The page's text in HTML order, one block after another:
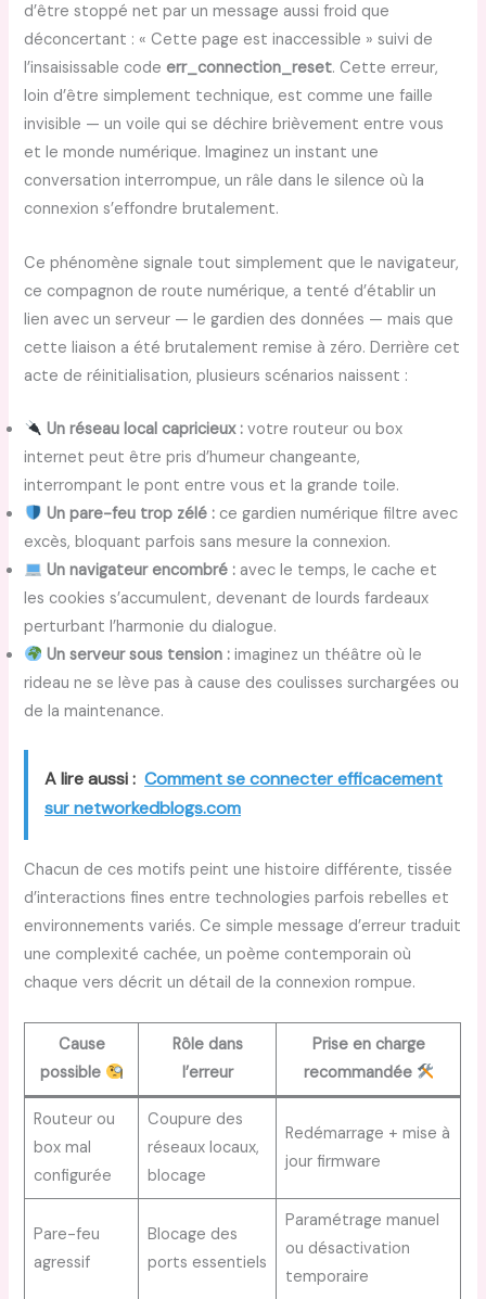
d’être stoppé net par un message aussi froid que
déconcertant : « Cette page est inaccessible » suivi de
l’insaisissable codeerr_connection_reset. Cette erreur,
loin d’être simplement technique, est comme une faille
invisible — un voile qui se déchire brièvement entre vous
et le monde numérique. Imaginez un instant une
conversation interrompue, un râle dans le silence où la
connexion s’effondre brutalement.
Ce phénomène signale tout simplement que le navigateur,
ce compagnon de route numérique, a tenté d’établir un
lien avec un serveur — le gardien des données — mais que
cette liaison a été brutalement remise à zéro. Derrière cet
acte de réinitialisation, plusieurs scénarios naissent :
Un réseau local capricieux : votre routeur ou box
internet peut être pris d’humeur changeante,
interrompant le pont entre vous et la grande toile.
Un pare-feu trop zélé : ce gardien numérique filtre avec
excès, bloquant parfois sans mesure la connexion.
Un navigateur encombré : avec le temps, le cache et
les cookies s’accumulent, devenant de lourds fardeaux
perturbant l’harmonie du dialogue.
Un serveur sous tension : imaginez un théâtre où le
rideau ne se lève pas à cause des coulisses surchargées ou
de la maintenance.
A lire aussi : Comment se connecter efficacement
sur networkedblogs.com
Chacun de ces motifs peint une histoire différente, tissée
d’interactions fines entre technologies parfois rebelles et
environnements variés. Ce simple message d’erreur traduit
une complexité cachée, un poème contemporain où
chaque vers décrit un détail de la connexion rompue.
Cause
possible
Rôle dans
l’erreur
Prise en charge
recommandée
Routeur ou
box mal
configurée
Coupure des
réseaux locaux,
blocage
Redémarrage + mise à
jour firmware
Pare-feu
agressif
Blocage des
ports essentiels
Paramétrage manuel
ou désactivation
temporaire